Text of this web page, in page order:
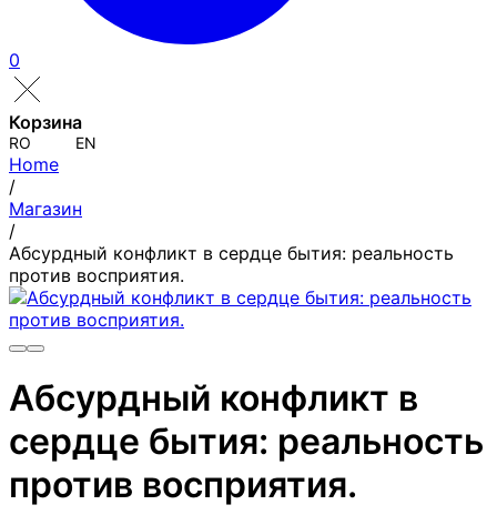
0
Корзина
RO EN
Home
/
Магазин
/
Абсурдный конфликт в сердце бытия: реальность
против восприятия.
Абсурдный конфликт в
сердце бытия: реальность
против восприятия.